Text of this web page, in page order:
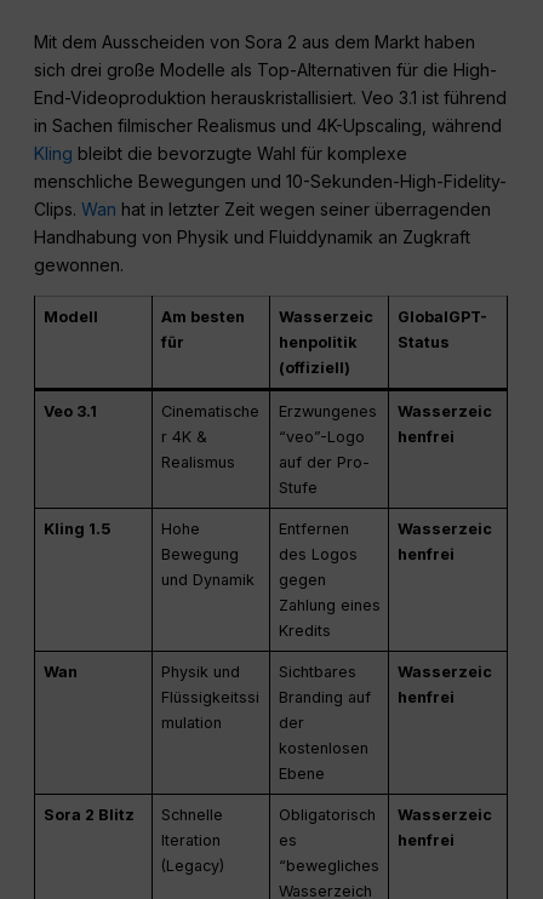
Mit dem Ausscheiden von Sora 2 aus dem Markt haben
sich drei große Modelle als Top-Alternativen für die High-
End-Videoproduktion herauskristallisiert. Veo 3.1 ist führend
in Sachen filmischer Realismus und 4K-Upscaling, während
Kling bleibt die bevorzugte Wahl für komplexe
menschliche Bewegungen und 10-Sekunden-High-Fidelity-
Clips.Wan hat in letzter Zeit wegen seiner überragenden
Handhabung von Physik und Fluiddynamik an Zugkraft
gewonnen.
Modell
Am besten
für
Wasserzeic
henpolitik
(offiziell)
GlobalGPT-
Status
Veo 3.1
Cinematische
r 4K &
Realismus
Erzwungenes
“veo”-Logo
auf der Pro-
Stufe
Wasserzeic
henfrei
Kling 1.5
Hohe
Bewegung
und Dynamik
Entfernen
des Logos
gegen
Zahlung eines
Kredits
Wasserzeic
henfrei
Wan
Physik und
Flüssigkeitssi
mulation
Sichtbares
Branding auf
der
kostenlosen
Ebene
Wasserzeic
henfrei
Sora 2 Blitz
Schnelle
Iteration
(Legacy)
Obligatorisch
es
“bewegliches
Wasserzeich
Wasserzeic
henfrei